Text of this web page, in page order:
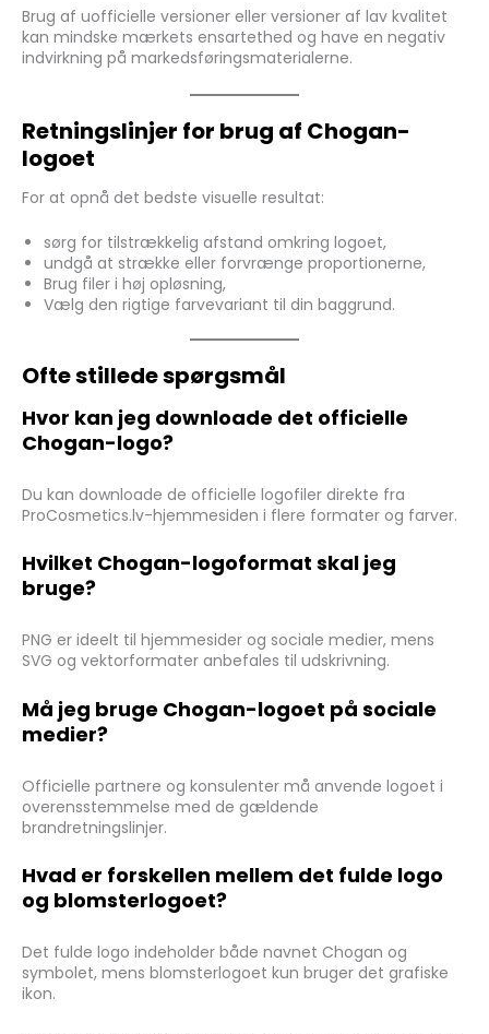
Brug af uofficielle versioner eller versioner af lav kvalitet
kan mindske mærkets ensartethed og have en negativ
indvirkning på markedsføringsmaterialerne.
Retningslinjer for brug af Chogan-
logoet
For at opnå det bedste visuelle resultat:
sørg for tilstrækkelig afstand omkring logoet,
undgå at strække eller forvrænge proportionerne,
Brug filer i høj opløsning,
Vælg den rigtige farvevariant til din baggrund.
Ofte stillede spørgsmål
Hvor kan jeg downloade det officielle
Chogan-logo?
Du kan downloade de officielle logofiler direkte fra
ProCosmetics.lv-hjemmesiden i flere formater og farver.
Hvilket Chogan-logoformat skal jeg
bruge?
PNG er ideelt til hjemmesider og sociale medier, mens
SVG og vektorformater anbefales til udskrivning.
Må jeg bruge Chogan-logoet på sociale
medier?
Officielle partnere og konsulenter må anvende logoet i
overensstemmelse med de gældende
brandretningslinjer.
Hvad er forskellen mellem det fulde logo
og blomsterlogoet?
Det fulde logo indeholder både navnet Chogan og
symbolet, mens blomsterlogoet kun bruger det grafiske
ikon.